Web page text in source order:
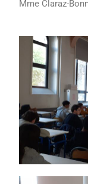
Mme Claraz-